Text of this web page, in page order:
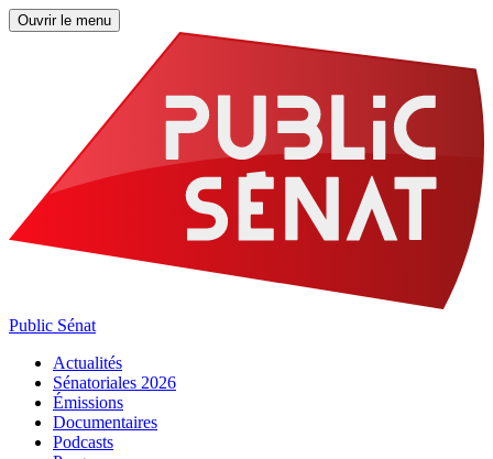
Ouvrir le menu
Public Sénat
Actualités
Sénatoriales 2026
Émissions
Documentaires
Podcasts